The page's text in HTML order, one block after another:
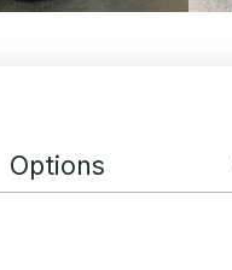
Options